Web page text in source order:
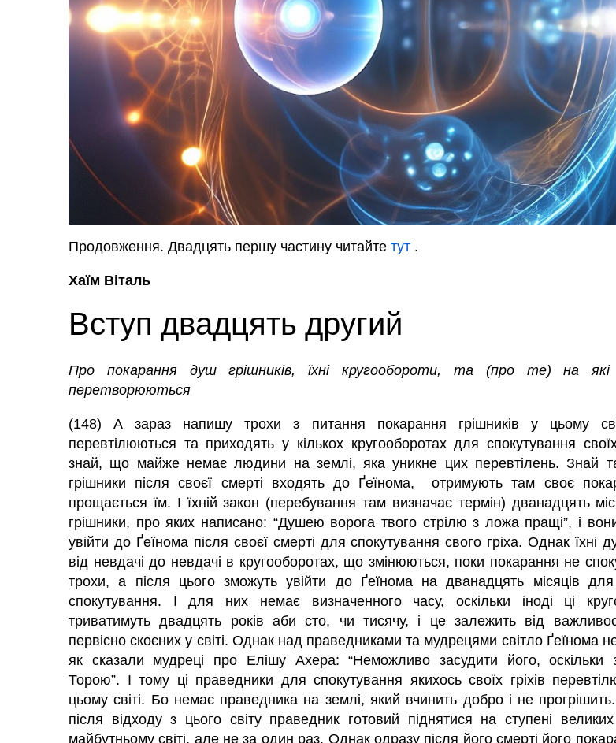
Продовження. Двадцять першу частину читайте тут .
Хаїм Віталь
Вступ двадцять другий
Про покарання душ грішників, їхні кругообороти, та (про те) на які
перетворюються
(148) А зараз напишу трохи з питання покарання грішників у цьому
перевтілюються та приходять у кількох кругооборотах для спокутування своїх
знай, що майже немає людини на землі, яка уникне цих перевтілень. Знай
грішники після своєї смерті входять до Ґеїнома, отримують там своє
прощається їм. І їхній закон (перебування там визначає термін) дванадцять
грішники, про яких написано: “Душею ворога твого стрілю з ложа пращі”, і вони
увійти до Ґеїнома після своєї смерті для спокутування свого гріха. Однак їхні
від невдачі до невдачі в кругооборотах, що змінюються, поки покарання не
трохи, а після цього зможуть увійти до Ґеїнома на дванадцять місяців
спокутування. І для них немає визначенного часу, оскільки іноді ці
триватимуть двадцять років аби сто, чи тисячу, і це залежить від
первісно скоєних у світі. Однак над праведниками та мудрецями світло Ґеїнома
як сказали мудреці про Елішу Ахера: “Неможливо засудити його, оскільки
Торою”. І тому ці праведники для спокутування якихось своїх гріхів
цьому світі. Бо немає праведника на землі, який вчинить добро і не
після відходу з цього світу праведник готовий піднятися на ступені
майбутньому світі, але не за один раз. Однак одразу після його смерті його